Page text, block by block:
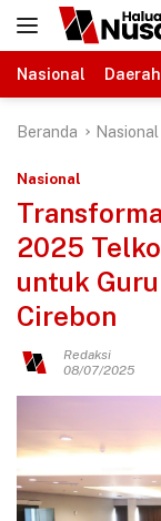
Langsung
Nasional
Daerah
Beranda Nasional
Nasional
2025
untuk
Cirebon
Redaksi
08/07/2025